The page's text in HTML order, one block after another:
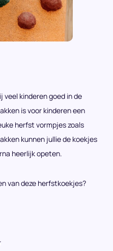
veel kinderen goed in de
is voor kinderen een
herfst vormpjes zoals
kunnen jullie de koekjes
heerlijk opeten.
van deze herfstkoekjes?